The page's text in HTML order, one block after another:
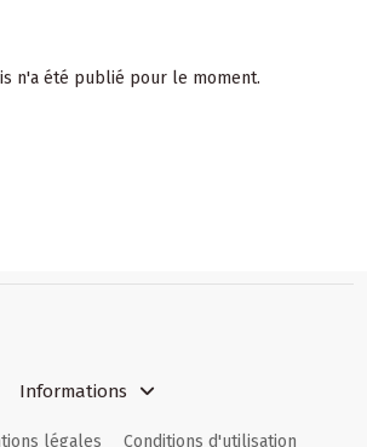
n'a été publié pour le moment.
Informations
légales Conditions d'utilisation